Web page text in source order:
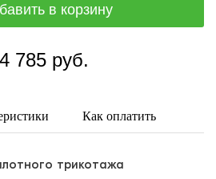
4 785 руб.
Как оплатить
трикотажа